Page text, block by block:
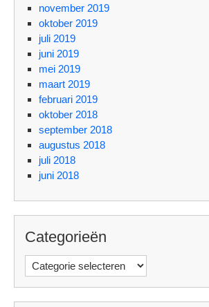
november 2019
oktober 2019
juli 2019
juni 2019
mei 2019
maart 2019
februari 2019
oktober 2018
september 2018
augustus 2018
juli 2018
juni 2018
Categorieën
Categorieën